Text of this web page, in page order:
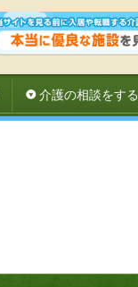
介護の相談をする